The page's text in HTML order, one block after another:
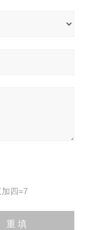
四=7